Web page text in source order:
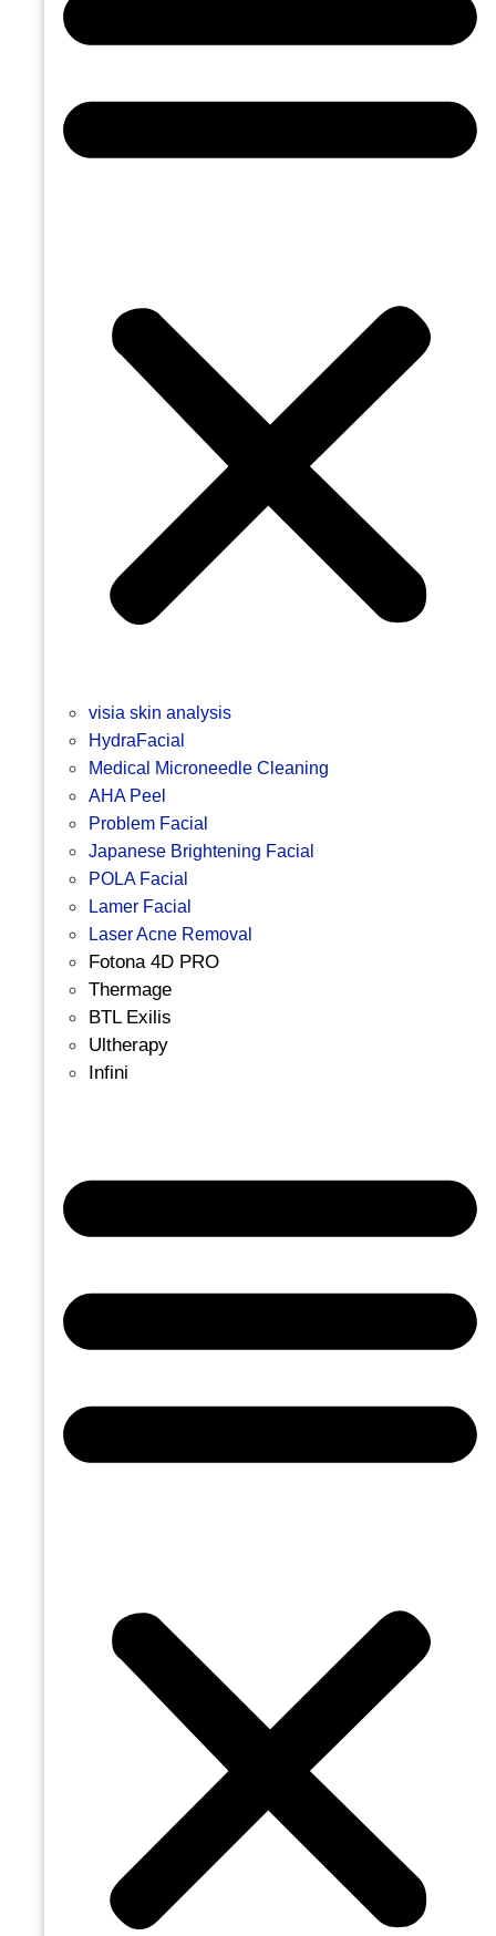
visia skin analysis
HydraFacial
Medical Microneedle Cleaning
AHA Peel
Problem Facial
Japanese Brightening Facial
POLA Facial
Lamer Facial
Laser Acne Removal
Fotona 4D PRO
Thermage
BTL Exilis
Ultherapy
Infini